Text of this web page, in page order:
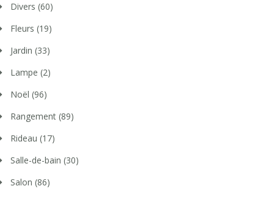
Divers (60)
Fleurs (19)
Jardin (33)
Lampe (2)
Noël (96)
Rangement (89)
Rideau (17)
Salle-de-bain (30)
Salon (86)